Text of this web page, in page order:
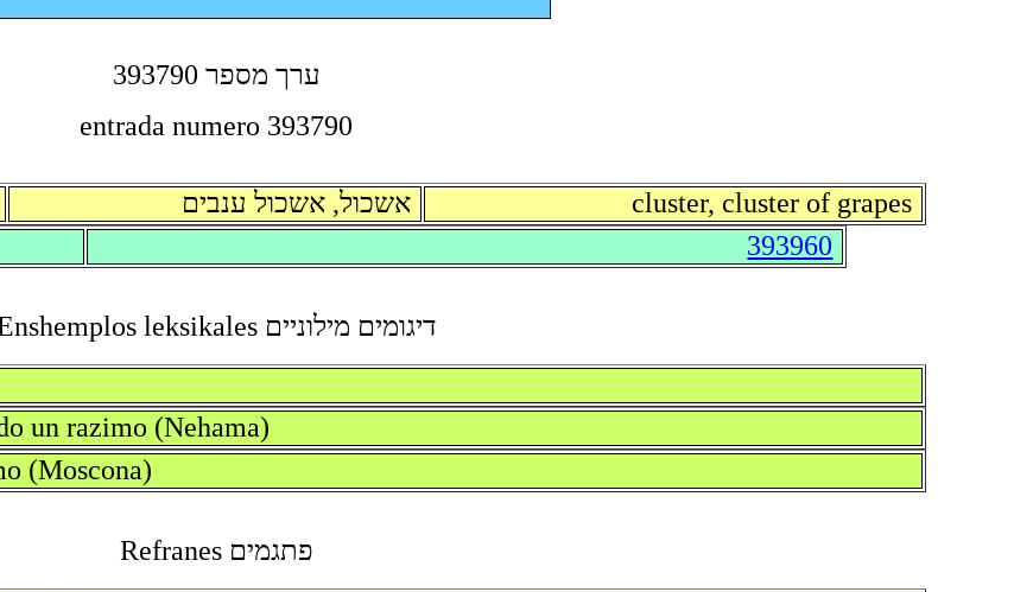
393790 ערך מספר
entrada numero 393790
אשכול, אשכול ענבים
cluster, cluster of grapes
393960
דיגומים מילוניים Enshemplos leksikales
un razimo (Nehama)
(Moscona)
פתגמים Refranes